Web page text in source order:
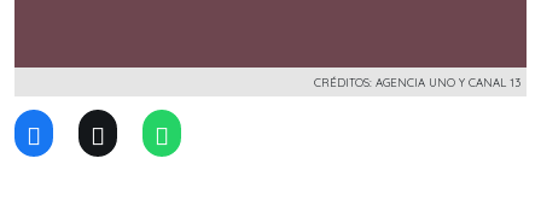
CRÉDITOS: AGENCIA UNO Y CANAL 13